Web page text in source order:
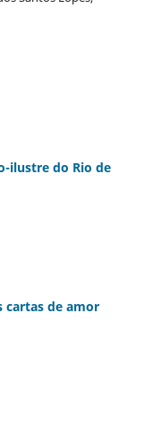
ilustre do Rio de
de amor